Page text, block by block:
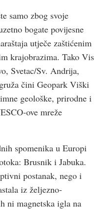
samo zbog svoje
bogate povijesne
utječe zaštićenim
krajobrazima. Tako Vis
Svetac/Sv. Andrija,
čini Geopark Viški
geološke, prirodne i
ove mreže
spomenika u Europi
Brusnik i Jabuka.
postanak, nego i
iz željezno-
ni magnetska igla na